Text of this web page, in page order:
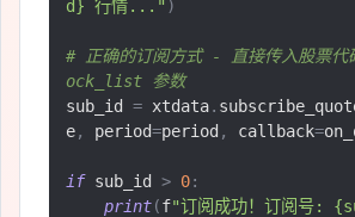
d} 行情..." )
# 正确的订阅方式 - 直接传入股票
ock_list 参数
sub_id = xtdata.
e, period=period , callback=
if sub_id > 0:
print(f"订阅成功！订阅号: